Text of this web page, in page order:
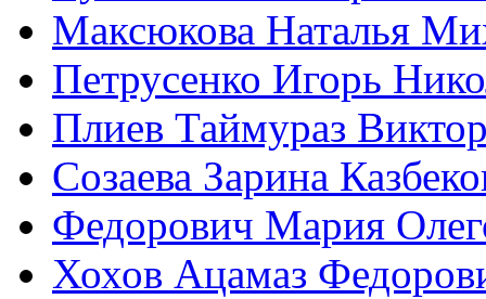
Максюкова Наталья
Петрусенко Игорь
Плиев Таймураз
Созаева Зарина
Федорович Мария
Хохов Ацамаз